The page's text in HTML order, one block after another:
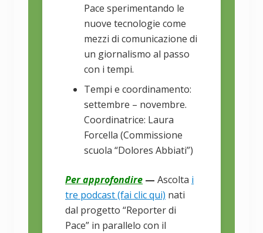
Pace sperimentando le
nuove tecnologie come
mezzi di comunicazione di
un giornalismo al passo
con i tempi.
Tempi e coordinamento:
settembre – novembre.
Coordinatrice: Laura
Forcella (Commissione
scuola “Dolores Abbiati”)
Per approfondire —Ascolta i
tre podcast (fai clic qui) nati
dal progetto “Reporter di
Pace” in parallelo con il